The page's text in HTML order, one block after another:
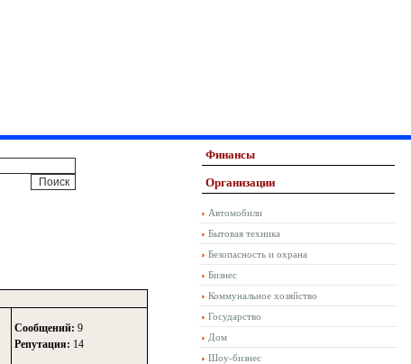
Сообщений: 9
Репутация: 14
Финансы
Организации
Автомобили
Бытовая техника
Безопасность и охрана
Бизнес
Коммунальное хозяйство
Государство
Дом
Шоу-бизнес